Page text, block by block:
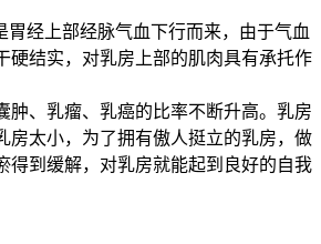
经上部经脉气血下行而来，由于气血
硬结实，对乳房上部的肌肉具有承托作
肿、乳瘤、乳癌的比率不断升高。乳房
房太小，为了拥有傲人挺立的乳房，做
得到缓解，对乳房就能起到良好的自我